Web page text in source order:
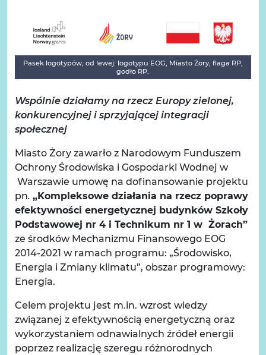
Pasek logotypów, od lewej: logotypu EOG, Miasto Żory, flaga RP,
godło RP.
Wspólnie działamy na rzecz Europy zielonej,
konkurencyjnej i sprzyjającej integracji
społecznej
Miasto Żory zawarło z Narodowym Funduszem
Ochrony Środowiska i Gospodarki Wodnej w
Warszawie umowę na dofinansowanie projektu
pn. „Kompleksowe działania na rzecz poprawy
efektywności energetycznej budynków Szkoły
Podstawowej nr 4 i Technikum nr 1 w Żorach”
ze środków Mechanizmu Finansowego EOG
2014-2021 w ramach programu: „Środowisko,
Energia i Zmiany klimatu”, obszar programowy:
Energia.
Celem projektu jest m.in. wzrost wiedzy
związanej z efektywnością energetyczną oraz
wykorzystaniem odnawialnych źródeł energii
poprzez realizację szeregu różnorodnych